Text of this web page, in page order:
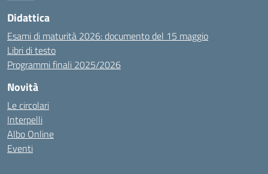
Didattica
Esami di maturità 2026: documento del 15 maggio
Libri di testo
Programmi finali 2025/2026
Novità
Le circolari
Interpelli
Albo Online
Eventi